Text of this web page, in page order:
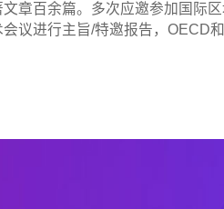
文章百余篇。多次应邀参加国际
会议进行主旨/特邀报告，OECD